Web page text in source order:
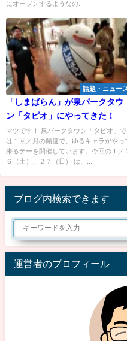
にオープンするようなの...
話題・ニュー
「しまばらん」が泉パークタウ
ン「タピオ」にやってきた！
マツです！ 泉パークタウン「タピオ」で
は１回／月の頻度で、ゆるキャラがやっ
来るデーを開催しています。今回の１／
６（土）、２７（日） は、...
ブログ内検索できます
運営者のプロフィール